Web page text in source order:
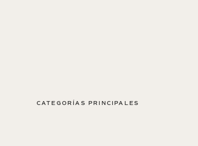
CATEGORÍAS PRINCIPALES